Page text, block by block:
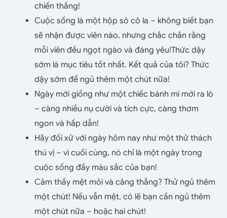
chiến thắng!
Cuộc sống là một hộp sô cô la – không biết bạn
sẽ nhận được viên nào, nhưng chắc chắn rằng
mỗi viên đều ngọt ngào và đáng yêu!Thức dậy
sớm là mục tiêu tốt nhất. Kết quả của tôi? Thức
dậy sớm để ngủ thêm một chút nữa!
Ngày mới giống như một chiếc bánh mì mới ra lò
– càng nhiều nụ cười và tích cực, càng thơm
ngon và hấp dẫn!
Hãy đối xử với ngày hôm nay như một thử thách
thú vị – vì cuối cùng, nó chỉ là một ngày trong
cuộc sống đầy màu sắc của bạn!
Cảm thấy mệt mỏi và căng thẳng? Thử ngủ thêm
một chút! Nếu vẫn mệt, có lẽ bạn cần ngủ thêm
một chút nữa – hoặc hai chút!